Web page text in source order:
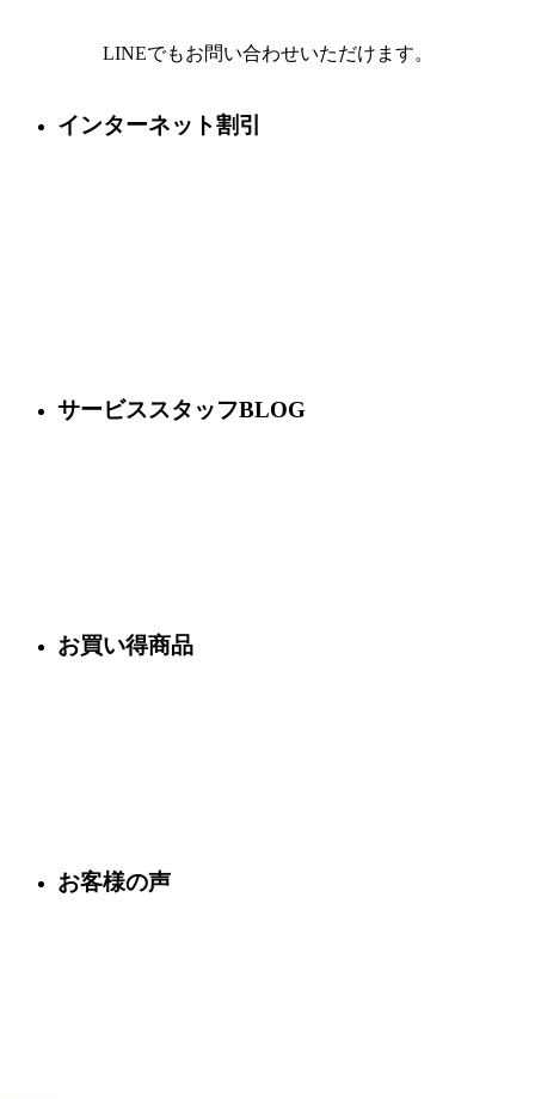
LINEでもお問い合わせいただけます。
インターネット割引
サービススタッフBLOG
お買い得商品
お客様の声